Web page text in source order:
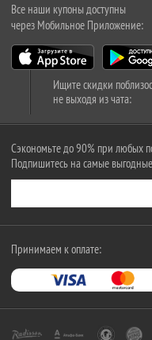
Все наши купоны доступны
через Мобильное Приложение:
Ищите скидки
не выходя из чата:
Сэкономьте до 90% при любых
Подпишитесь на самые
Принимаем к оплате: